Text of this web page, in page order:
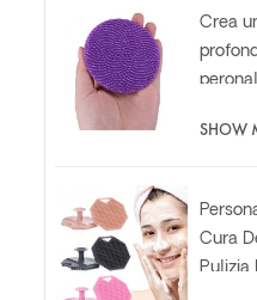
Crea
in
SHOW
Cura
Pulizia